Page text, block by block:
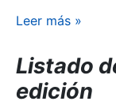
Leer más »
Listado
edición